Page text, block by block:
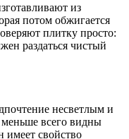
из
потом обжигается
плитку просто:
раздаться чистый
несветлым и
всего видны
имеет свойство